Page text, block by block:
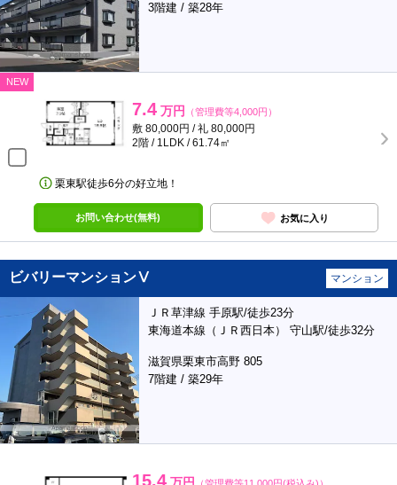
3階建 / 築28年
NEW
7.4 万円 （管理費等4,000円）
敷 80,000円 / 礼 80,000円
2階 / 1LDK / 61.74㎡
栗東駅徒歩6分の好立地！
お問い合わせ(無料) お気に入り
ビバリーマンションⅤ マンション
ＪＲ草津線 手原駅/徒歩23分
東海道本線（ＪＲ西日本） 守山駅/徒歩32分
滋賀県栗東市高野 805
7階建 / 築29年
15.4